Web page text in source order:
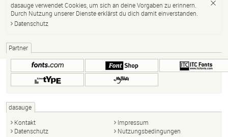
dasauge verwendet Cookies, um sich an deine Vorgaben zu erinnern.
Durch Nutzung unserer Dienste erklärst du dich damit einverstanden.
Datenschutz
Partner
dasauge
Kontakt
Impressum
Datenschutz
Nutzungsbedingungen